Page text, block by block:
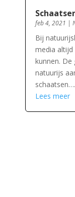
feb 4, 2021 |
Bij
media
kunnen.
natuurijs
Lees meer